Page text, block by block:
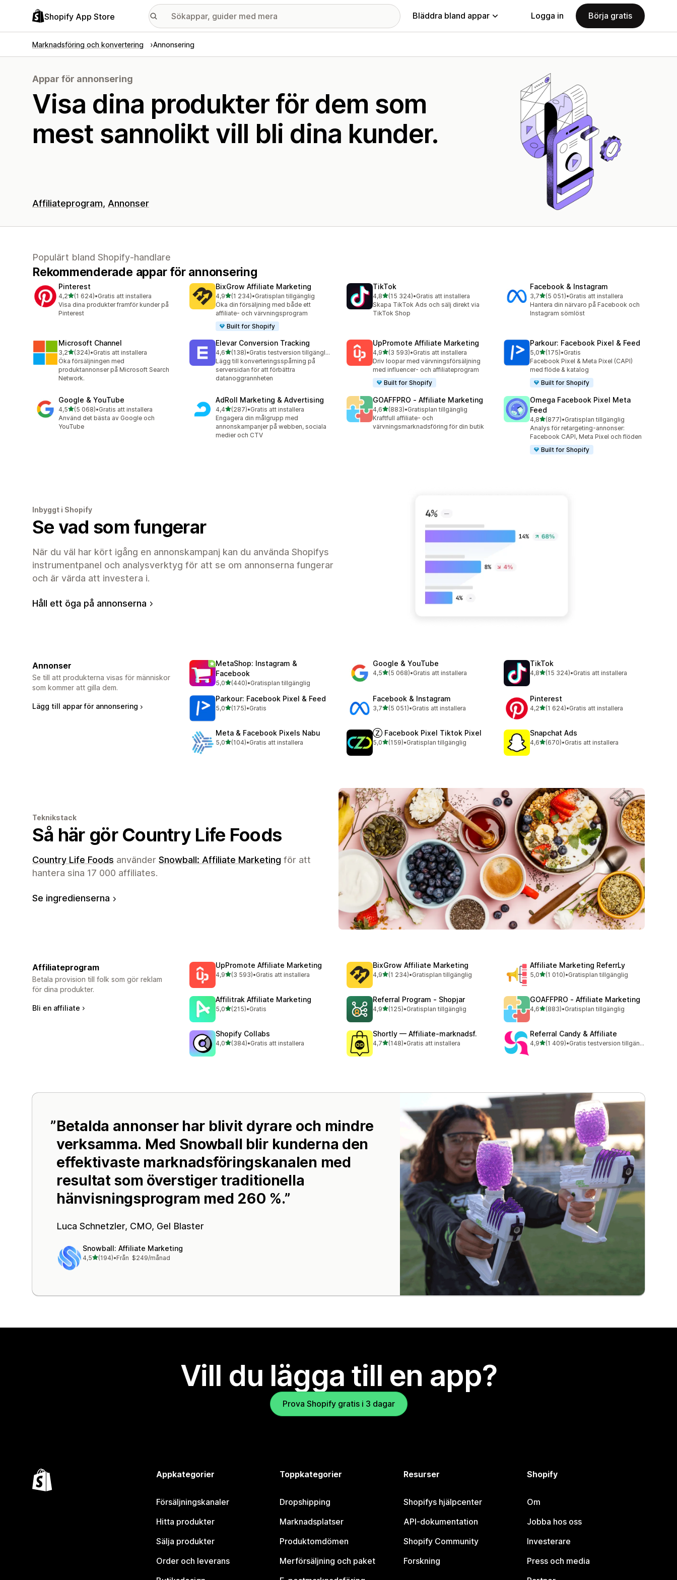
Shopify App Store Bläddra bland appar Logga in Börja gratis
Marknadsföring och konvertering Annonsering
Appar för annonsering
Visa dina produkter för dem som
mest sannolikt vill bli dina kunder.
Affiliateprogram Annonser
Populärt bland Shopify-handlare
Rekommenderade appar för annonsering
Pinterest
4,2av 5 stjärnor
(1 624)
1624 recensioner totalt
•Gratis att installera
Visa dina produkter framför kunder på
Pinterest
BixGrow Affiliate Marketing
4,9av 5 stjärnor
(1 234)
1234 recensioner totalt
•Gratisplan tillgänglig
Öka din försäljning med både ett
affiliate- och värvningsprogram
Built for Shopify
TikTok
4,8av 5 stjärnor
(15 324)
15324 recensioner totalt
•Gratis att installera
Skapa TikTok Ads och sälj direkt via
TikTok Shop
Facebook & Instagram
3,7av 5 stjärnor
(5 051)
5051 recensioner totalt
•Gratis att installera
Hantera din närvaro på Facebook och
Instagram sömlöst
Microsoft Channel
3,2av 5 stjärnor
(324)
324 recensioner totalt
•Gratis att installera
Öka försäljningen med
produktannonser på Microsoft Search
Network.
Elevar Conversion Tracking
4,6av 5 stjärnor
(138)
138 recensioner totalt
•
Gratis testversion tillgänglig
Lägg till konverteringsspårning på
serversidan för att förbättra
datanoggrannheten
UpPromote Affiliate Marketing
4,9av 5 stjärnor
(3 593)
3593 recensioner totalt
•Gratis att installera
Driv loopar med värvningsförsäljning
med influencer- och affiliateprogram
Built for Shopify
Parkour: Facebook Pixel & Feed
5,0av 5 stjärnor
(175)
175 recensioner totalt
•Gratis
Facebook Pixel & Meta Pixel (CAPI)
med flöde & katalog
Built for Shopify
Google & YouTube
4,5av 5 stjärnor
(5 068)
5068 recensioner totalt
•Gratis att installera
Använd det bästa av Google och
YouTube
AdRoll Marketing & Advertising
4,4av 5 stjärnor
(287)
287 recensioner totalt
•Gratis att installera
Engagera din målgrupp med
annonskampanjer på webben, sociala
medier och CTV
GOAFFPRO ‑ Affiliate Marketing
4,6av 5 stjärnor
(883)
883 recensioner totalt
•Gratisplan tillgänglig
Kraftfull affiliate- och
värvningsmarknadsföring för din butik
Omega Facebook Pixel Meta
Feed
4,8av 5 stjärnor
(877)
877 recensioner totalt
•Gratisplan tillgänglig
Analys för retargeting-annonser:
Facebook CAPI, Meta Pixel och flöden
Built for Shopify
Inbyggt i Shopify
Se vad som fungerar
När du väl har kört igång en annonskampanj kan du använda Shopifys
instrumentpanel och analysverktyg för att se om annonserna fungerar
och är värda att investera i.
Håll ett öga på annonserna
Annonser
Se till att produkterna visas för människor
som kommer att gilla dem.
Lägg till appar för annonsering
MetaShop: Instagram &
Facebook
5,0av 5 stjärnor
(440)
440 recensioner totalt
•Gratisplan tillgänglig
Google & YouTube
4,5av 5 stjärnor
(5 068)
5068 recensioner totalt
•Gratis att installera
TikTok
4,8av 5 stjärnor
(15 324)
15324 recensioner totalt
•Gratis att installera
Parkour: Facebook Pixel & Feed
5,0av 5 stjärnor
(175)
175 recensioner totalt
•Gratis
Facebook & Instagram
3,7av 5 stjärnor
(5 051)
5051 recensioner totalt
•Gratis att installera
Pinterest
4,2av 5 stjärnor
(1 624)
1624 recensioner totalt
•Gratis att installera
Meta & Facebook Pixels Nabu
5,0av 5 stjärnor
(104)
104 recensioner totalt
•Gratis att installera
Ⓩ Facebook Pixel Tiktok Pixel
5,0av 5 stjärnor
(159)
159 recensioner totalt
•Gratisplan tillgänglig
Snapchat Ads
4,6av 5 stjärnor
(670)
670 recensioner totalt
•Gratis att installera
Teknikstack
Så här gör Country Life Foods
Country Life Foods använder Snowball: Affiliate Marketing för att
hantera sina 17 000 affiliates.
Se ingredienserna
Affiliateprogram
Betala provision till folk som gör reklam
för dina produkter.
Bli en affiliate
UpPromote Affiliate Marketing
4,9av 5 stjärnor
(3 593)
3593 recensioner totalt
•Gratis att installera
BixGrow Affiliate Marketing
4,9av 5 stjärnor
(1 234)
1234 recensioner totalt
•Gratisplan tillgänglig
Affiliate Marketing ReferrLy
5,0av 5 stjärnor
(1 010)
1010 recensioner totalt
•Gratisplan tillgänglig
Affilitrak Affiliate Marketing
5,0av 5 stjärnor
(215)
215 recensioner totalt
•Gratis
Referral Program ‑ Shopjar
4,9av 5 stjärnor
(125)
125 recensioner totalt
•Gratisplan tillgänglig
GOAFFPRO ‑ Affiliate Marketing
4,6av 5 stjärnor
(883)
883 recensioner totalt
•Gratisplan tillgänglig
Shopify Collabs
4,0av 5 stjärnor
(384)
384 recensioner totalt
•Gratis att installera
Shortly — Affiliate‑marknadsf.
4,7av 5 stjärnor
(148)
148 recensioner totalt
•Gratis att installera
Referral Candy & Affiliate
4,9av 5 stjärnor
(1 409)
1409 recensioner totalt
• Gratis testversion tillgänglig
Betalda annonser har blivit dyrare och mindre
verksamma. Med Snowball blir kunderna den
effektivaste marknadsföringskanalen med
resultat som överstiger traditionella
hänvisningsprogram med 260 %.
Luca Schnetzler, CMO, Gel Blaster
Snowball: Affiliate Marketing
4,5av 5 stjärnor
(194)
194 recensioner totalt
•Från $249/månad
Vill du lägga till en app?
Prova Shopify gratis i 3 dagar
Appkategorier
Försäljningskanaler
Hitta produkter
Sälja produkter
Order och leverans
Toppkategorier
Dropshipping
Marknadsplatser
Produktomdömen
Merförsäljning och paket
Resurser
Shopifys hjälpcenter
API-dokumentation
Shopify Community
Forskning
Shopify
Om
Jobba hos oss
Investerare
Press och media